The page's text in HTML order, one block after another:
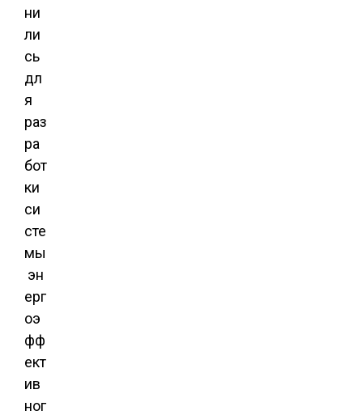
ни
ли
сь
дл
я
раз
ра
бот
ки
си
сте
мы
эн
ерг
оэ
фф
ект
ив
ног